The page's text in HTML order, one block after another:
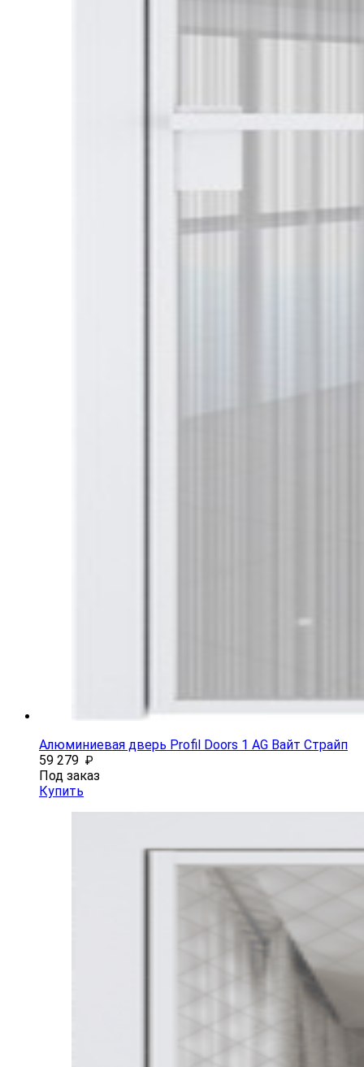
Алюминиевая дверь Profil Doors 1 AG Вайт Страйп
59 279 ₽
Под заказ
Купить